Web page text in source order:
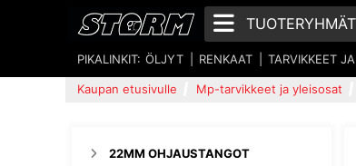
TUOTERYHMÄT
PIKALINKIT: ÖLJYT RENKAAT TARVIKKEET
Kaupan etusivulle Mp-tarvikkeet ja yleisosat
22MM OHJAUSTANGOT